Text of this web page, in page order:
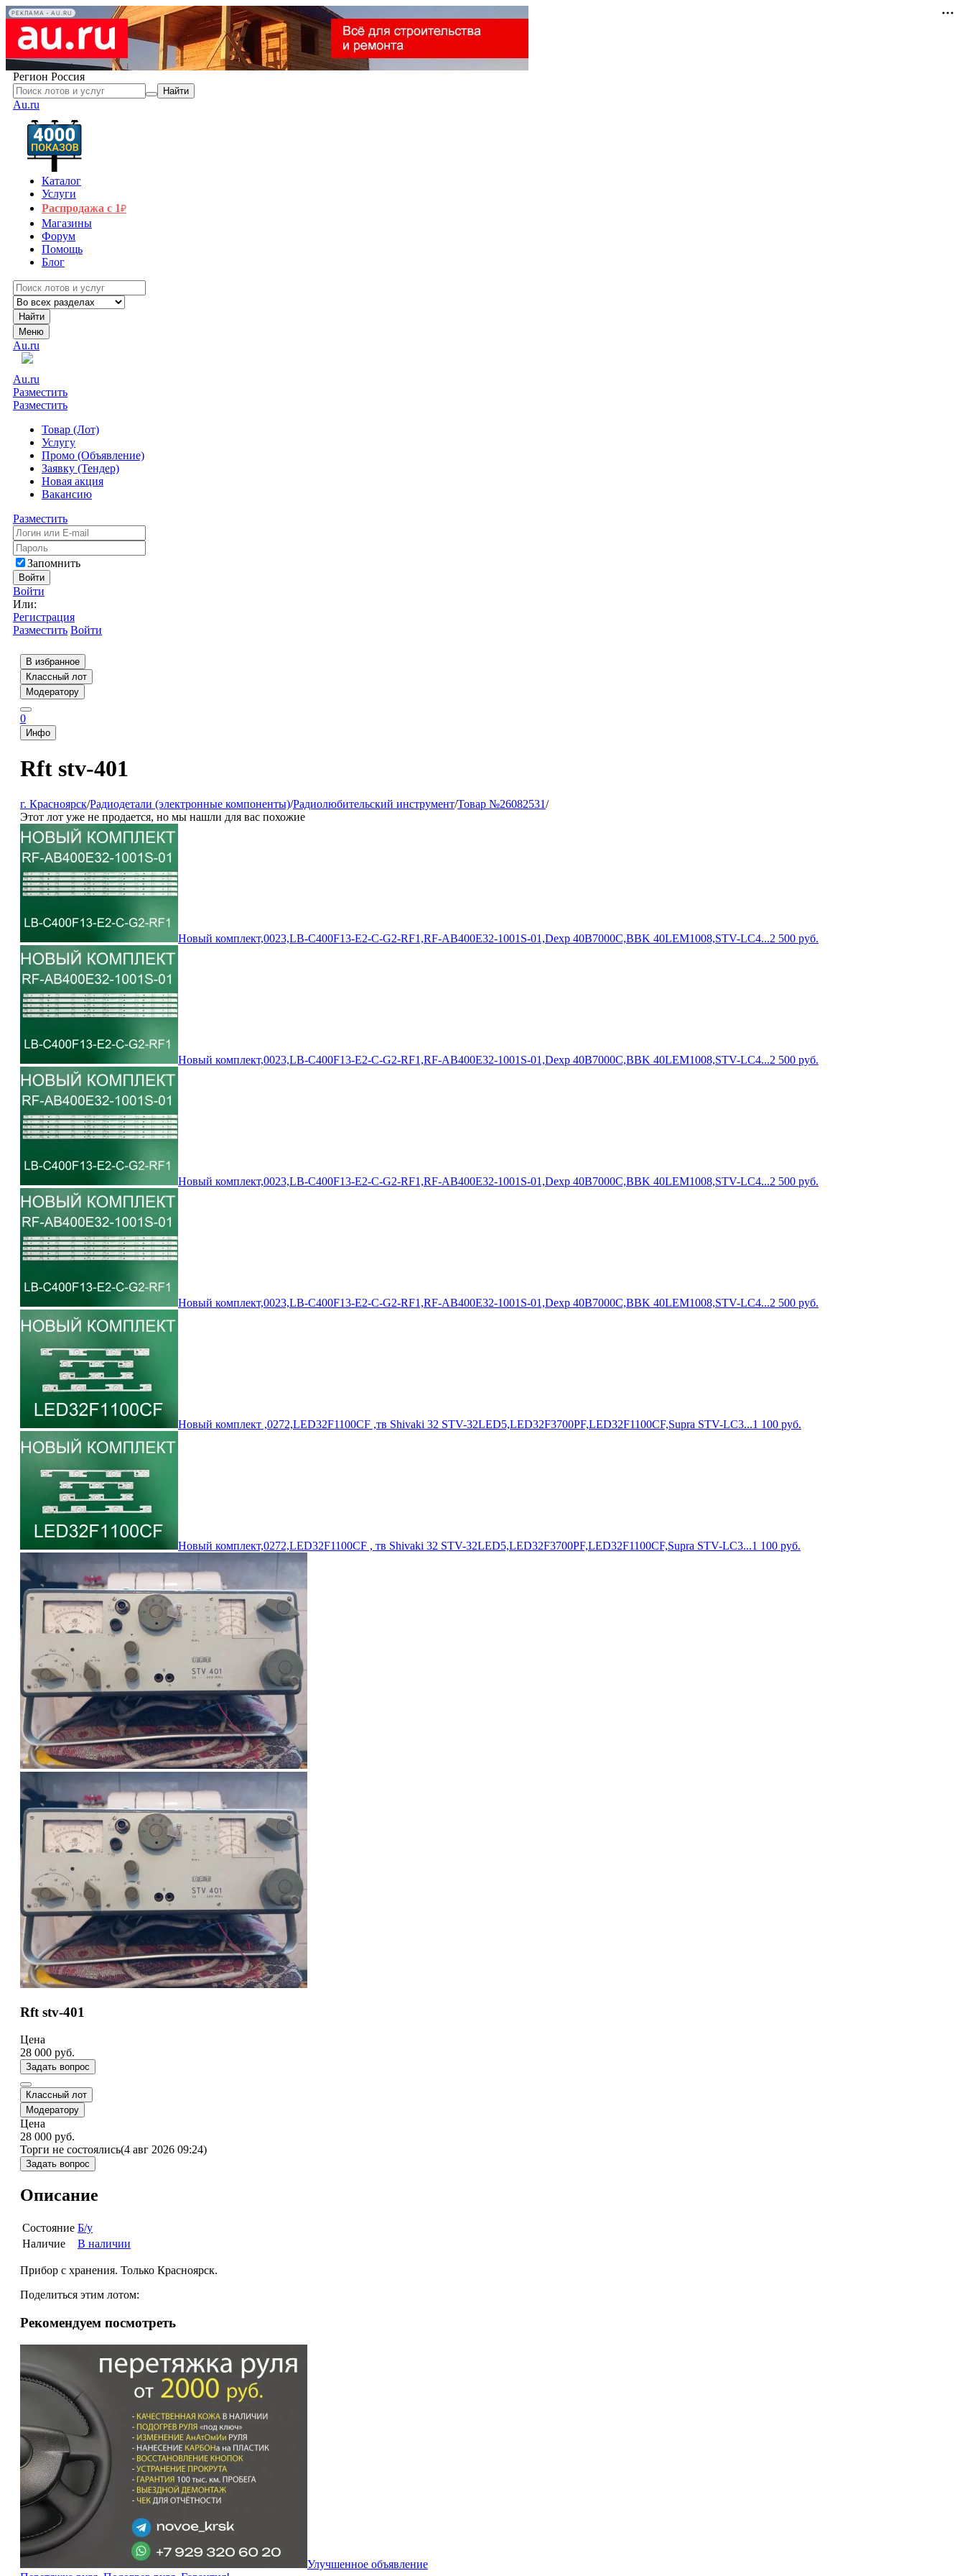
РЕКЛАМА • AU.RU
Регион Россия
Найти
Au.ru
Каталог
Услуги
Распродажа с 1₽
Магазины
Форум
Помощь
Блог
Найти
Меню
Au.ru
Au.ru
Разместить
Разместить
Товар (Лот)
Услугу
Промо (Объявление)
Заявку (Тендер)
Новая акция
Вакансию
Разместить
Запомнить
Войти
Войти
Или:
Регистрация
Разместить Войти
В избранное
Классный лот
Модератору
0
Инфо
Rft stv-401
г. Красноярск/Радиодетали (электронные компоненты)/Радиолюбительский инструмент/Товар №26082531/
Этот лот уже не продается, но мы нашли для вас похожие
Новый комплект,0023,LB-C400F13-E2-C-G2-RF1,RF-AB400E32-1001S-01,Dexp 40B7000C,BBK 40LEM1008,STV-LC4...2 500 руб.
Новый комплект,0023,LB-C400F13-E2-C-G2-RF1,RF-AB400E32-1001S-01,Dexp 40B7000C,BBK 40LEM1008,STV-LC4...2 500 руб.
Новый комплект,0023,LB-C400F13-E2-C-G2-RF1,RF-AB400E32-1001S-01,Dexp 40B7000C,BBK 40LEM1008,STV-LC4...2 500 руб.
Новый комплект,0023,LB-C400F13-E2-C-G2-RF1,RF-AB400E32-1001S-01,Dexp 40B7000C,BBK 40LEM1008,STV-LC4...2 500 руб.
Новый комплект ,0272,LED32F1100CF ,тв Shivaki 32 STV-32LED5,LED32F3700PF,LED32F1100CF,Supra STV-LC3...1 100 руб.
Новый комплект,0272,LED32F1100CF , тв Shivaki 32 STV-32LED5,LED32F3700PF,LED32F1100CF,Supra STV-LC3...1 100 руб.
Rft stv-401
Цена
28 000 руб.
Задать вопрос
Классный лот
Модератору
Цена
28 000 руб.
Торги не состоялись(4 авг 2026 09:24)
Задать вопрос
Описание
Состояние Б/у
Наличие
В наличии
Прибор с хранения. Только Красноярск.
Поделиться этим лотом:
Рекомендуем посмотреть
Улучшенное объявление